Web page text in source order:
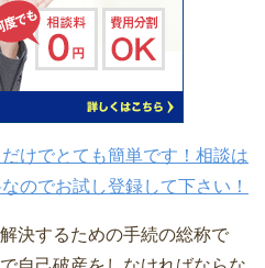
けでとても簡単です！相談は
のでお試し登録して下さい！
決するための手続の総称で